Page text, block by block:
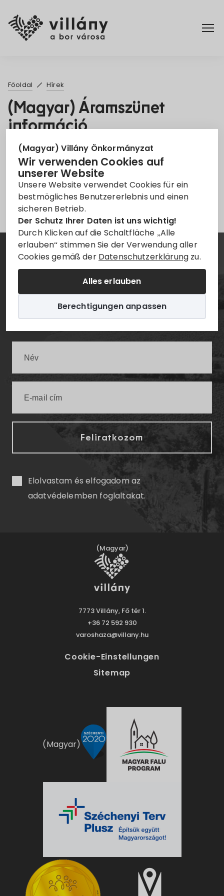
(Magyar) Villány Önkormányzat
Wir verwenden Cookies auf
unserer Website
Unsere Website verwendet Cookies für ein
bestmögliches Benutzererlebnis und einen
sicheren Betrieb.
Der Schutz Ihrer Daten ist uns wichtig!
Durch Klicken auf die Schaltfläche „Alle
erlauben“ stimmen Sie der Verwendung aller
Cookies gemäß der Datenschutzerklärung zu.
Alles erlauben
Berechtigungen anpassen
Rendelettár
Turizmus
Főoldal Hírek
(Magyar) Áramszünet
információ
8. Sep. 2021
Áramszünet EON Információ
Leider ist der Eintrag nur aufMagyarverfügbar.
Hírlevél
Értesüljön elsőként a legfrissebb villányi
infókról!
Elolvastam és elfogadom az
adatvédelemben foglaltakat.
(Magyar)
7773 Villány, Fő tér 1.
+36 72 592 930
varoshaza@villany.hu
Cookie-Einstellungen
Sitemap
(Magyar)